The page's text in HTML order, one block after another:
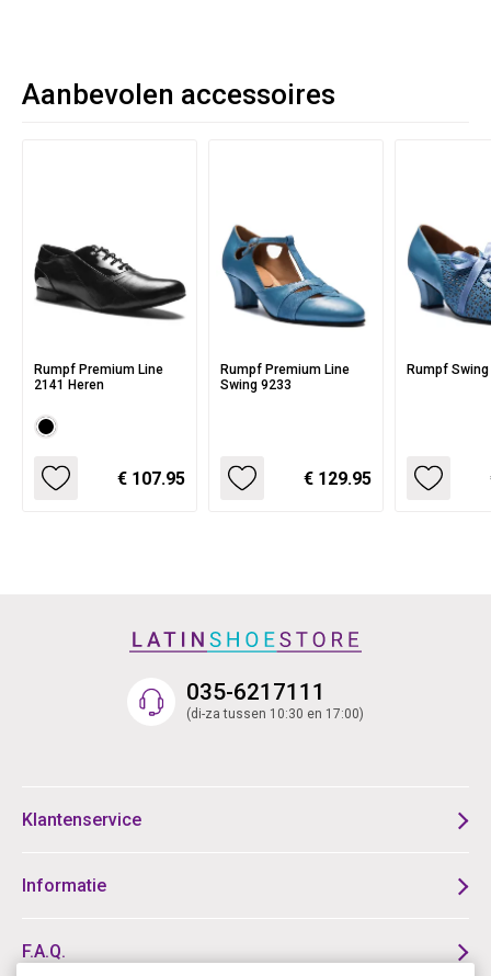
Aanbevolen accessoires
Rumpf Premium Line
2141 Heren
€ 107.95
Rumpf Premium Line
Swing 9233
€ 129.95
Rumpf
035-6217111
(di-za tussen 10:30 en 17:00)
Klantenservice
Informatie
F.A.Q.